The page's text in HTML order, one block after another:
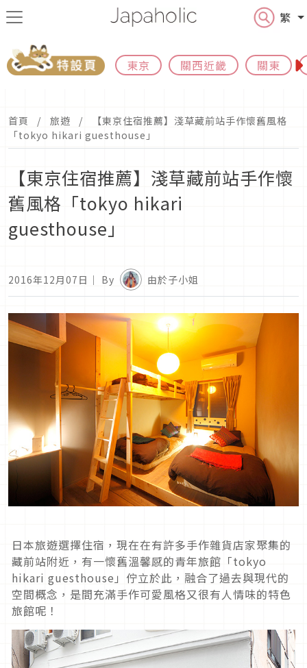
繁
東京 關西近畿 關東
首頁 旅遊
【東京住宿推薦】淺草藏前站手作懷舊風格
「tokyo hikari guesthouse」
【東京住宿推薦】淺草藏前站手作懷
舊風格「tokyo hikari
guesthouse」
2016年12月07日 ｜ By 由於子小姐
日本旅遊選擇住宿，現在在有許多手作雜貨店家聚集的
藏前站附近，有一懷舊溫馨感的青年旅館「tokyo
hikari guesthouse」佇立於此，融合了過去與現代的
空間概念，是間充滿手作可愛風格又很有人情味的特色
旅館呢！